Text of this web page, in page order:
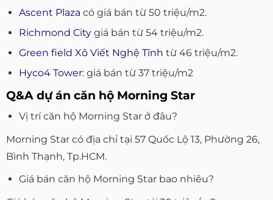
Ascent Plaza có giá bán từ 50 triệu/m2.
Richmond Citygiá bán từ 54 triệu/m2.
Green field Xô Viết Nghệ Tĩnh từ 46 triệu/m2.
Hyco4 Tower: giá bán từ 37 triệu/m2
Q&A dự án căn hộ Morning Star
Vị trí căn hộ Morning Star ở đâu?
Morning Star có địa chỉ tại 57 Quốc Lộ 13, Phường 26,
Bình Thạnh, Tp.HCM.
Giá bán căn hộ Morning Star bao nhiêu?